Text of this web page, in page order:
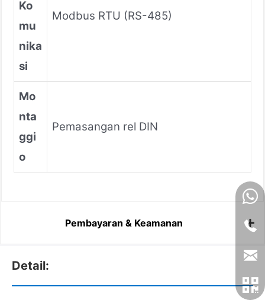
Ko
mu
nika
si
Modbus RTU (RS-485)
Mo
nta
ggi
o
Pemasangan rel DIN
Pembayaran & Keamanan
Detail: